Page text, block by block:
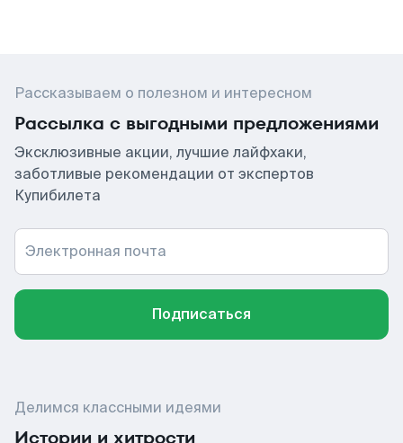
Рассказываем о полезном и интересном
Рассылка с выгодными предложениями
Эксклюзивные акции, лучшие лайфхаки,
заботливые рекомендации от экспертов
Купибилета
Электронная почта
Подписаться
Делимся классными идеями
Истории и хитрости